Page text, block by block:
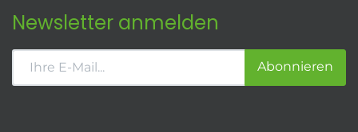
Newsletter anmelden
Abonnieren